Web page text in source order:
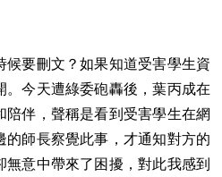
要刪文？如果知道受害學生資
今天遭綠委砲轟後，葉丙成在
伴，聲稱是看到受害學生在網
師長察覺此事，才通知對方的
意中帶來了困擾，對此我感到